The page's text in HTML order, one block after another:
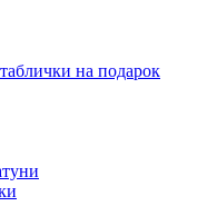
на подарок